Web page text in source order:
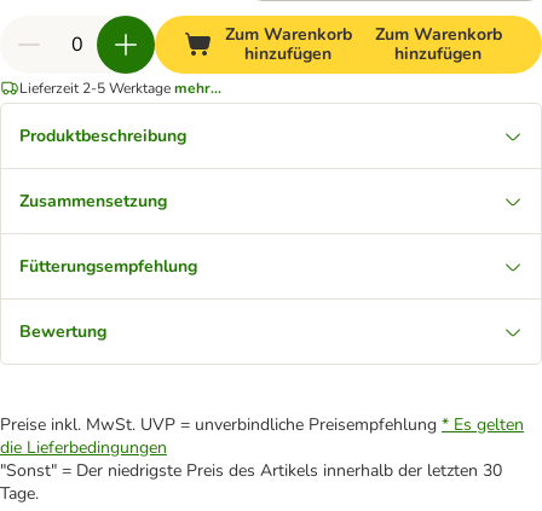
Zum Warenkorb
hinzufügen
Zum Warenkorb
hinzufügen
Lieferzeit 2-5 Werktagemehr...
Produktbeschreibung
Zusammensetzung
Fütterungsempfehlung
Bewertung
Preise inkl. MwSt. UVP = unverbindliche Preisempfehlung * Es gelten
die Lieferbedingungen
"Sonst" = Der niedrigste Preis des Artikels innerhalb der letzten 30
Tage.